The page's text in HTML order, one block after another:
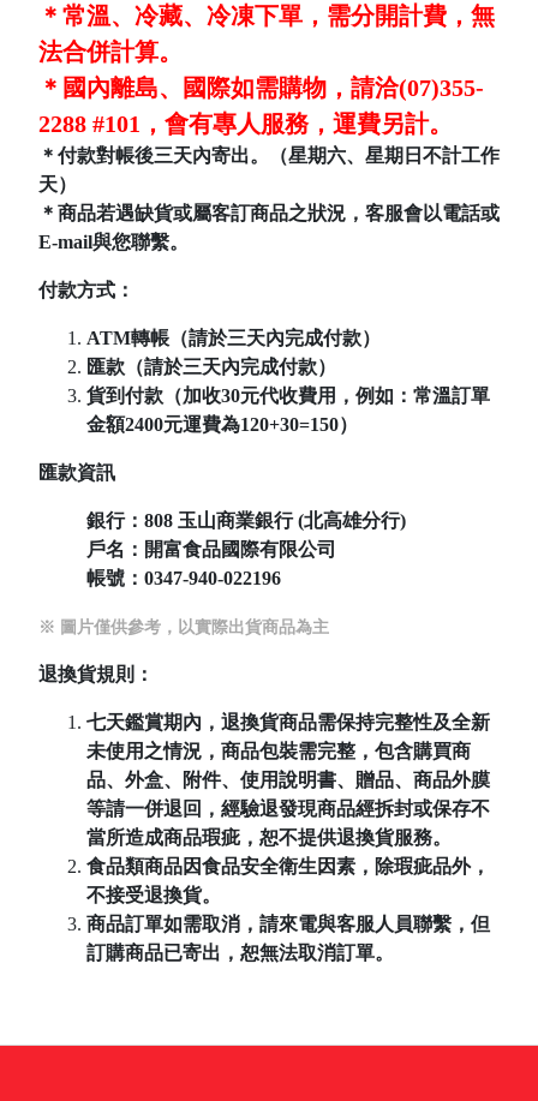
＊常溫、冷藏、冷凍下單，需分開計費，無
法合併計算。
＊國內離島、國際如需購物，請洽(07)355-
2288 #101，會有專人服務，運費另計。
＊付款對帳後三天內寄出。（星期六、星期日不計工作
天）
＊商品若遇缺貨或屬客訂商品之狀況，客服會以電話或
E-mail與您聯繫。
付款方式：
ATM轉帳（請於三天內完成付款）
匯款（請於三天內完成付款）
貨到付款（加收30元代收費用，例如：常溫訂單
金額2400元運費為120+30=150）
匯款資訊
銀行：808 玉山商業銀行 (北高雄分行)
戶名：開富食品國際有限公司
帳號： 0347-940-022196
※ 圖片僅供參考，以實際出貨商品為主
退換貨規則：
七天鑑賞期內，退換貨商品需保持完整性及全新
未使用之情況，商品包裝需完整，包含購買商
品、外盒、附件、使用說明書、贈品、商品外膜
等請一併退回，經驗退發現商品經拆封或保存不
當所造成商品瑕疵，恕不提供退換貨服務。
食品類商品因食品安全衛生因素，除瑕疵品外，
不接受退換貨。
商品訂單如需取消，請來電與客服人員聯繫，但
訂購商品已寄出，恕無法取消訂單。